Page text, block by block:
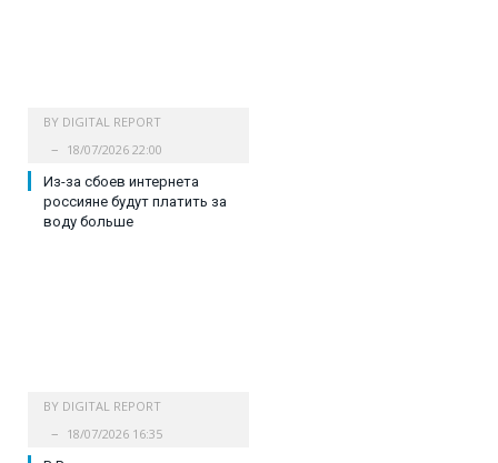
BY DIGITAL REPORT
18/07/2026 22:00
Из-за сбоев интернета
россияне будут платить за
воду больше
BY DIGITAL REPORT
18/07/2026 16:35